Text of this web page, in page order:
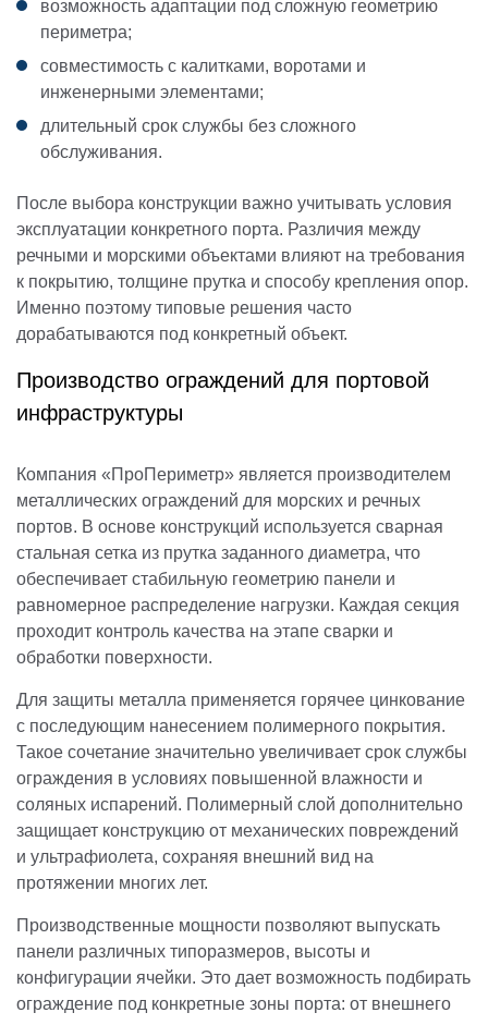
возможность адаптации под сложную геометрию
периметра;
совместимость с калитками, воротами и
инженерными элементами;
длительный срок службы без сложного
обслуживания.
После выбора конструкции важно учитывать условия
эксплуатации конкретного порта. Различия между
речными и морскими объектами влияют на требования
к покрытию, толщине прутка и способу крепления опор.
Именно поэтому типовые решения часто
дорабатываются под конкретный объект.
Производство ограждений для портовой
инфраструктуры
Компания «ПроПериметр» является производителем
металлических ограждений для морских и речных
портов. В основе конструкций используется сварная
стальная сетка из прутка заданного диаметра, что
обеспечивает стабильную геометрию панели и
равномерное распределение нагрузки. Каждая секция
проходит контроль качества на этапе сварки и
обработки поверхности.
Для защиты металла применяется горячее цинкование
с последующим нанесением полимерного покрытия.
Такое сочетание значительно увеличивает срок службы
ограждения в условиях повышенной влажности и
соляных испарений. Полимерный слой дополнительно
защищает конструкцию от механических повреждений
и ультрафиолета, сохраняя внешний вид на
протяжении многих лет.
Производственные мощности позволяют выпускать
панели различных типоразмеров, высоты и
конфигурации ячейки. Это дает возможность подбирать
ограждение под конкретные зоны порта: от внешнего